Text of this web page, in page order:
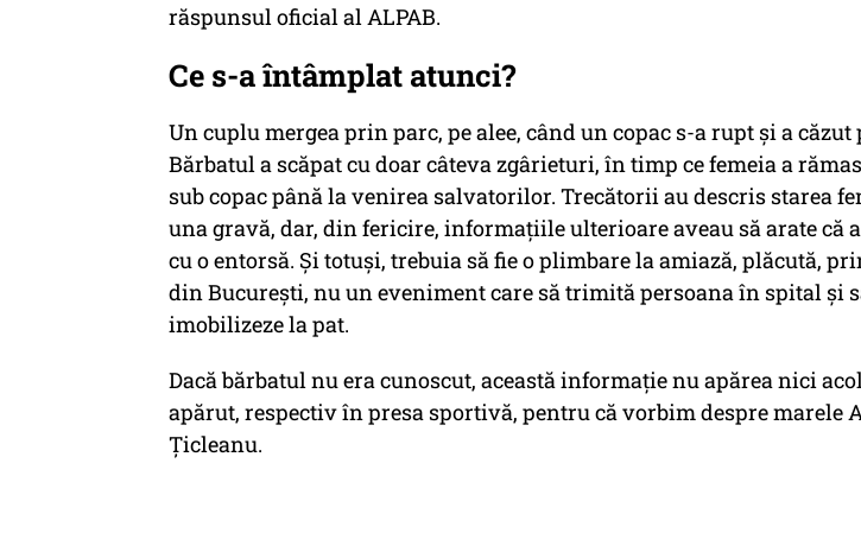
răspunsul oficial al ALPAB.
Ce s-a întâmplat atunci?
Un cuplu mergea prin parc, pe alee, când un copac s-a rupt și a căzut
Bărbatul a scăpat cu doar câteva zgârieturi, în timp ce femeia a
sub copac până la venirea salvatorilor. Trecătorii au descris starea
una gravă, dar, din fericire, informațiile ulterioare aveau să arate că a
cu o entorsă. Și totuși, trebuia să fie o plimbare la amiază, plăcută,
din București, nu un eveniment care să trimită persoana în spital și
imobilizeze la pat.
Dacă bărbatul nu era cunoscut, această informație nu apărea nici
apărut, respectiv în presa sportivă, pentru că vorbim despre marele
Țicleanu.